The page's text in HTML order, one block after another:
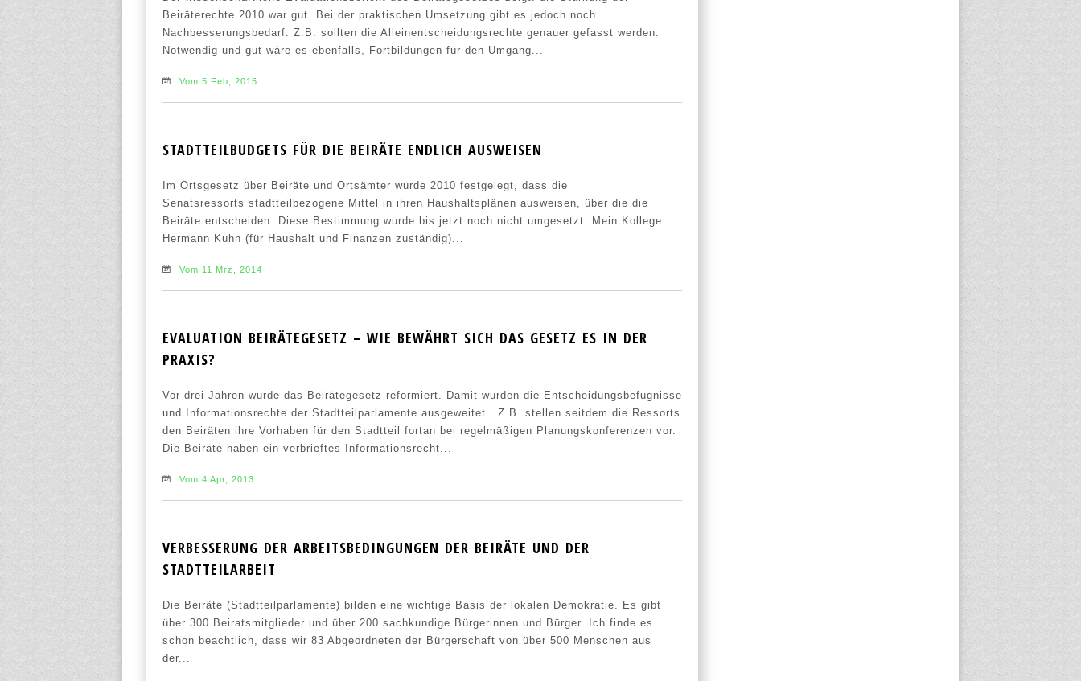
Beiräterechte 2010 war gut. Bei der praktischen Umsetzung gibt es jedoch noch
Nachbesserungsbedarf. Z.B. sollten die Alleinentscheidungsrechte genauer gefasst werden.
Notwendig und gut wäre es ebenfalls, Fortbildungen für den Umgang...
Vom 5 Feb, 2015
STADTTEILBUDGETS FÜR DIE BEIRÄTE ENDLICH AUSWEISEN
Im Ortsgesetz über Beiräte und Ortsämter wurde 2010 festgelegt, dass die
Senatsressorts stadtteilbezogene Mittel in ihren Haushaltsplänen ausweisen, über die die
Beiräte entscheiden. Diese Bestimmung wurde bis jetzt noch nicht umgesetzt. Mein Kollege
Hermann Kuhn (für Haushalt und Finanzen zuständig)...
Vom 11 Mrz, 2014
EVALUATION BEIRÄTEGESETZ – WIE BEWÄHRT SICH DAS GESETZ ES IN DER
PRAXIS?
Vor drei Jahren wurde das Beirätegesetz reformiert. Damit wurden die Entscheidungsbefugnisse
und Informationsrechte der Stadtteilparlamente ausgeweitet. Z.B. stellen seitdem die Ressorts
den Beiräten ihre Vorhaben für den Stadtteil fortan bei regelmäßigen Planungskonferenzen vor.
Die Beiräte haben ein verbrieftes Informationsrecht...
Vom 4 Apr, 2013
VERBESSERUNG DER ARBEITSBEDINGUNGEN DER BEIRÄTE UND DER
STADTTEILARBEIT
Die Beiräte (Stadtteilparlamente) bilden eine wichtige Basis der lokalen Demokratie. Es gibt
über 300 Beiratsmitglieder und über 200 sachkundige Bürgerinnen und Bürger. Ich finde es
schon beachtlich, dass wir 83 Abgeordneten der Bürgerschaft von über 500 Menschen aus
der...